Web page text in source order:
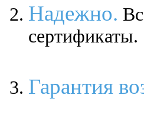
Надежно.
сертификаты.
Гарантия